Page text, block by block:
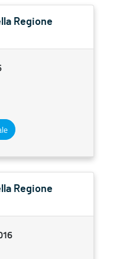
Regione
Regione